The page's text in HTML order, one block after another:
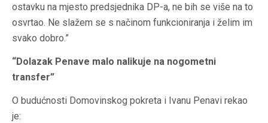
ostavku na mjesto predsjednika DP-a, ne bih se više na to
osvrtao. Ne slažem se s načinom funkcioniranja i želim im
svako dobro.”
“Dolazak Penave malo nalikuje na nogometni
transfer”
O budućnosti Domovinskog pokreta i Ivanu Penavi rekao
je: